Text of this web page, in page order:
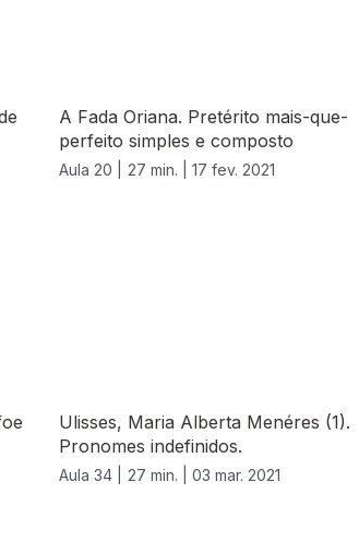
A Fada Oriana. Pretérito mais-que-
perfeito simples e composto
Aula 20 | 27 min. | 17 fev. 2021
Ulisses, Maria Alberta Menéres (1).
Pronomes indefinidos.
Aula 34 | 27 min. | 03 mar. 2021